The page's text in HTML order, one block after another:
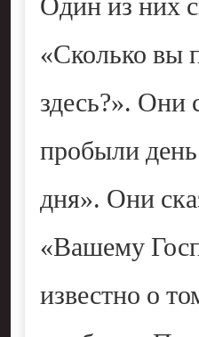
«Сколько вы
здесь?».
пробыли
дня». Они
«Вашему
известно о